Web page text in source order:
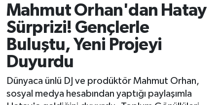
Mahmut Orhan'dan Hatay
Sürprizi! Gençlerle
Buluştu, Yeni Projeyi
Duyurdu
Dünyaca ünlü DJ ve prodüktör Mahmut Orhan,
sosyal medya hesabından yaptığı paylaşımla
Sağlık
Siyaset
Spor
Teknoloji
Son Dakika Haberleri
Haber Arşivi